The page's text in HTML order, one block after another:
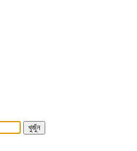
খুজুঁন